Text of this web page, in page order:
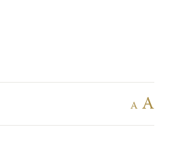
A A